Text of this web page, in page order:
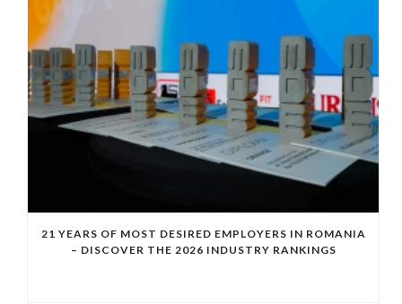
21 YEARS OF MOST DESIRED EMPLOYERS IN ROMANIA
– DISCOVER THE 2026 INDUSTRY RANKINGS